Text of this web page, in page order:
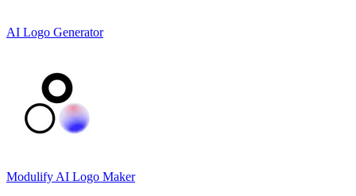
AI Logo Generator
Modulify AI Logo Maker